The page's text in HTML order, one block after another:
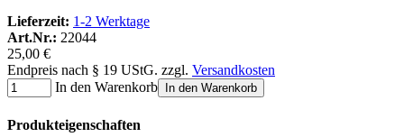
Lieferzeit: 1-2 Werktage
Art.Nr.: 22044
25,00 €
Endpreis nach § 19 UStG. zzgl. Versandkosten
In den Warenkorb
In den Warenkorb
Produkteigenschaften